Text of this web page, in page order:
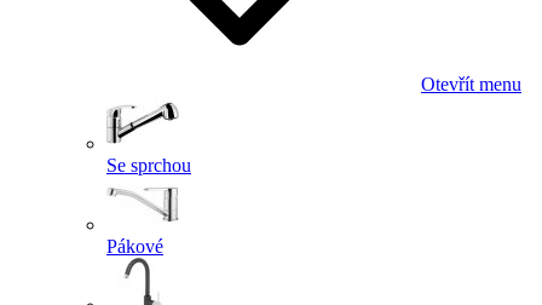
Otevřít menu
Se sprchou
Pákové